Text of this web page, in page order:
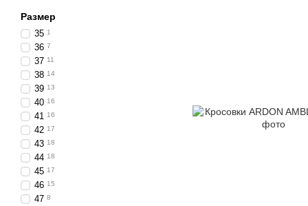
Размер
35 1
36 7
37 11
38 14
39 13
40 16
41 16
42 17
43 18
44 18
45 17
46 15
47 8